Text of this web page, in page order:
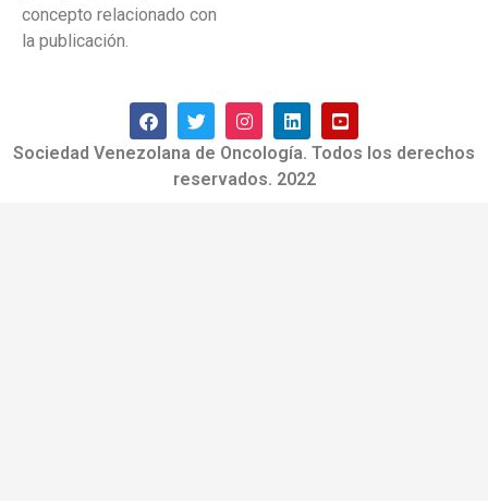
concepto relacionado con
la publicación.
Sociedad Venezolana de Oncología. Todos los derechos
reservados. 2022